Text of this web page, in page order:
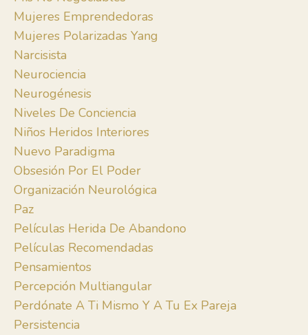
Mujeres Emprendedoras
Mujeres Polarizadas Yang
Narcisista
Neurociencia
Neurogénesis
Niveles De Conciencia
Niños Heridos Interiores
Nuevo Paradigma
Obsesión Por El Poder
Organización Neurológica
Paz
Películas Herida De Abandono
Películas Recomendadas
Pensamientos
Percepción Multiangular
Perdónate A Ti Mismo Y A Tu Ex Pareja
Persistencia